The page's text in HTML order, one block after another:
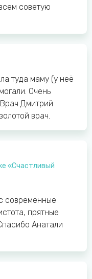
советую
туда маму (у неё
Очень
Дмитрий
врач.
«Счастливый
современные
прятные
Анатали